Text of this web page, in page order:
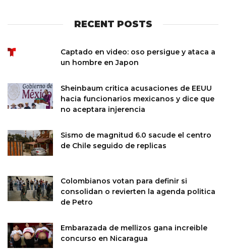
RECENT POSTS
Captado en video: oso persigue y ataca a
un hombre en Japon
Sheinbaum critica acusaciones de EEUU
hacia funcionarios mexicanos y dice que
no aceptara injerencia
Sismo de magnitud 6.0 sacude el centro
de Chile seguido de replicas
Colombianos votan para definir si
consolidan o revierten la agenda politica
de Petro
Embarazada de mellizos gana increible
concurso en Nicaragua